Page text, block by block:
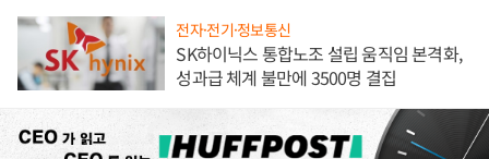
전자·전기·정보통신
SK하이닉스 통합노조 설립 움직임 본격화,
성과급 체계 불만에 3500명 결집